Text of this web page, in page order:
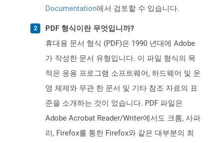
Documentation에서 검토할 수 있습니다.
PDF 형식이란 무엇입니까?
휴대용 문서 형식 (PDF)은 1990 년대에 Adobe
가 작성한 문서 유형입니다. 이 파일 형식의 목
적은 응용 프로그램 소프트웨어, 하드웨어 및 운
영 체제와 무관 한 문서 및 기타 참조 자료의 표
준을 소개하는 것이 었습니다. PDF 파일은
Adobe Acrobat Reader/Writer에서도 크롬, 사파
리, Firefox를 통한 Firefox와 같은 대부분의 최